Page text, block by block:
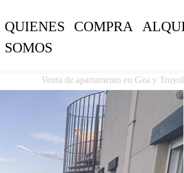
QUIENES
SOMOS
COMPRA
Venta de apartamento en Gea y